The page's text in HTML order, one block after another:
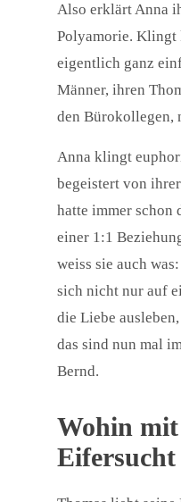
Also erklärt Anna
Polyamorie.
eigentlich ganz
Männer, ihren
den Bürokollegen,
Anna klingt
begeistert von
hatte immer schon
einer 1:1
weiss sie auch
sich nicht nur auf
die Liebe
das sind nun mal
Bernd.
Wohin
Eifersucht